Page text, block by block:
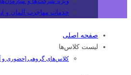
خدمات مهاجرت آلمان و
صفحه اصلی
لیست کلاس‌ها
کلاس‌های گروهی [حضوری و